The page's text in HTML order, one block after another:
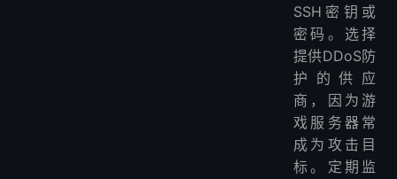
SSH密钥或
密码。选择
提供DDoS防
护的供应
商，因为游
戏服务器常
成为攻击目
标。定期监